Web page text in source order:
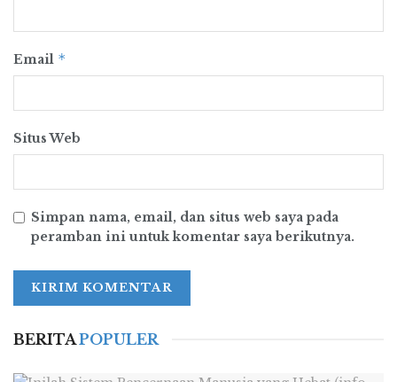
Email *
Situs Web
Simpan nama, email, dan situs web saya pada
peramban ini untuk komentar saya berikutnya.
BERITAPOPULER